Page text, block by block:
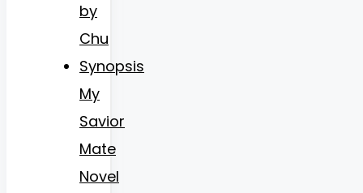
by
Chu
Synopsis
My
Savior
Mate
Novel